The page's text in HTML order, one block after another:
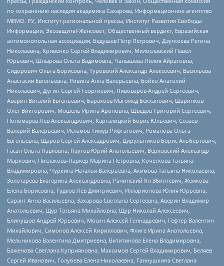
по сохранению наследия академика Сахарова, Информационное агентство
МЕМО. РУ, Институт региональной прессы, Институт Развития Свободы
Информации, Экозащита!-Женсовет, Общественный вердикт, Евразийская
антимонопольная ассоциация, Бедушев Петр Петрович, Дзугкоева Регина
Николаевна, Кривенко Сергей Владимирович, Милославский Павел
Юрьевич, Шнырова Ольга Вадимовна, Чанышева Лилия Айратовна,
Сидорович Ольга Борисовна, Туровский Александр Алексеевич, Васильева
Анастасия Евгеньевна, Ривина Анна Валерьевна, Бойко Анатолий
Николаевич, Дугин Сергей Георгиевич, Пивоваров Андрей Сергеевич,
Аверин Виталий Евгеньевич, Барахоев Магомед Бекханович, Шарипков
Олег Викторович, Мошель Ирина Ароновна, Шведов Григорий Сергеевич,
Пономарев Лев Александрович, Каргалицкий Борис Юльевич, Созаев
Валерий Валерьевич, Исламов Тимур Рифгатович, Романова Ольга
Евгеньевна, Щаров Сергей Алексадрович, Цирульников Борис Альбертович,
Гасан Ольга Павловна, Паутов Юрий Анатольевич, Верховский Александр
Маркович, Пислакова-Паркер Марина Петровна, Кочеткова Татьяна
Владимировна, Чуркина Наталья Валерьевна, Акимова Татьяна Николаевна,
Золотарева Екатерина Александровна, Рачинский Ян Збигневич, Жемкова
Елена Борисовна, Гудков Лев Дмитриевич, Илларионова Юлия Юрьевна,
Саранг Анна Васильевна, Захарова Светлана Сергеевна, Аверин Владимир
Анатольевич, Щур Татьяна Михайловна, Щур Николай Алексеевич,
Блинушов Андрей Юрьевич, Мосин Алексей Геннадьевич, Гефтер Валентин
Михайлович, Симонов Алексей Кириллович, Флиге Ирина Анатольевна,
Мельникова Валентина Дмитриевна, Вититинова Елена Владимировна,
Баженова Светлана Куприяновна, Максимов Сергей Владимирович, Беляев
Сергей Иванович, Голубева Елена Николаевна, Ганнушкина Светлана